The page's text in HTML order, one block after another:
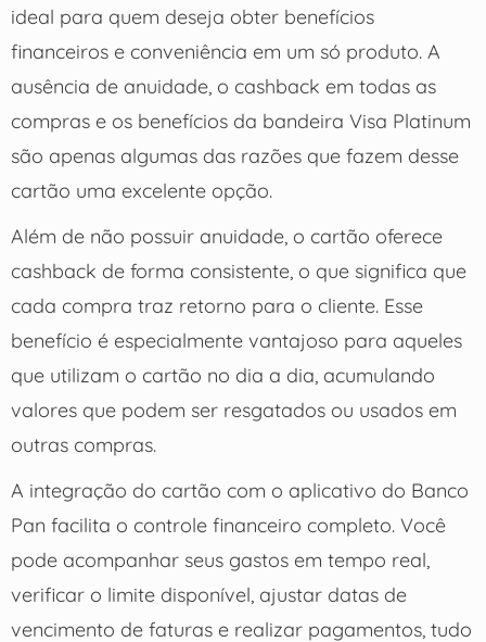
ideal para quem deseja obter benefícios
financeiros e conveniência em um só produto. A
ausência de anuidade, o cashback em todas as
compras e os benefícios da bandeira Visa Platinum
são apenas algumas das razões que fazem desse
cartão uma excelente opção.
Além de não possuir anuidade, o cartão oferece
cashback de forma consistente, o que significa que
cada compra traz retorno para o cliente. Esse
benefício é especialmente vantajoso para aqueles
que utilizam o cartão no dia a dia, acumulando
valores que podem ser resgatados ou usados em
outras compras.
A integração do cartão com o aplicativo do Banco
Pan facilita o controle financeiro completo. Você
pode acompanhar seus gastos em tempo real,
verificar o limite disponível, ajustar datas de
vencimento de faturas e realizar pagamentos, tudo